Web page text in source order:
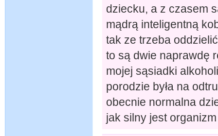
dziecku, a z czasem
mądrą inteligentną
tak ze trzeba
to są dwie naprawdę
mojej sąsiadki
porodzie była na
obecnie normalna
jak silny jest